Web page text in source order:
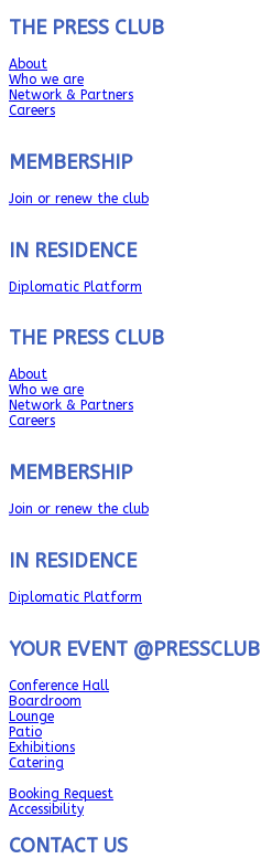
THE PRESS CLUB
About
Who we are
Network & Partners
Careers
MEMBERSHIP
Join or renew the club
IN RESIDENCE
Diplomatic Platform
THE PRESS CLUB
About
Who we are
Network & Partners
Careers
MEMBERSHIP
Join or renew the club
IN RESIDENCE
Diplomatic Platform
YOUR EVENT @PRESSCLUB
Conference Hall
Boardroom
Lounge
Patio
Exhibitions
Catering
Booking Request
Accessibility
CONTACT US